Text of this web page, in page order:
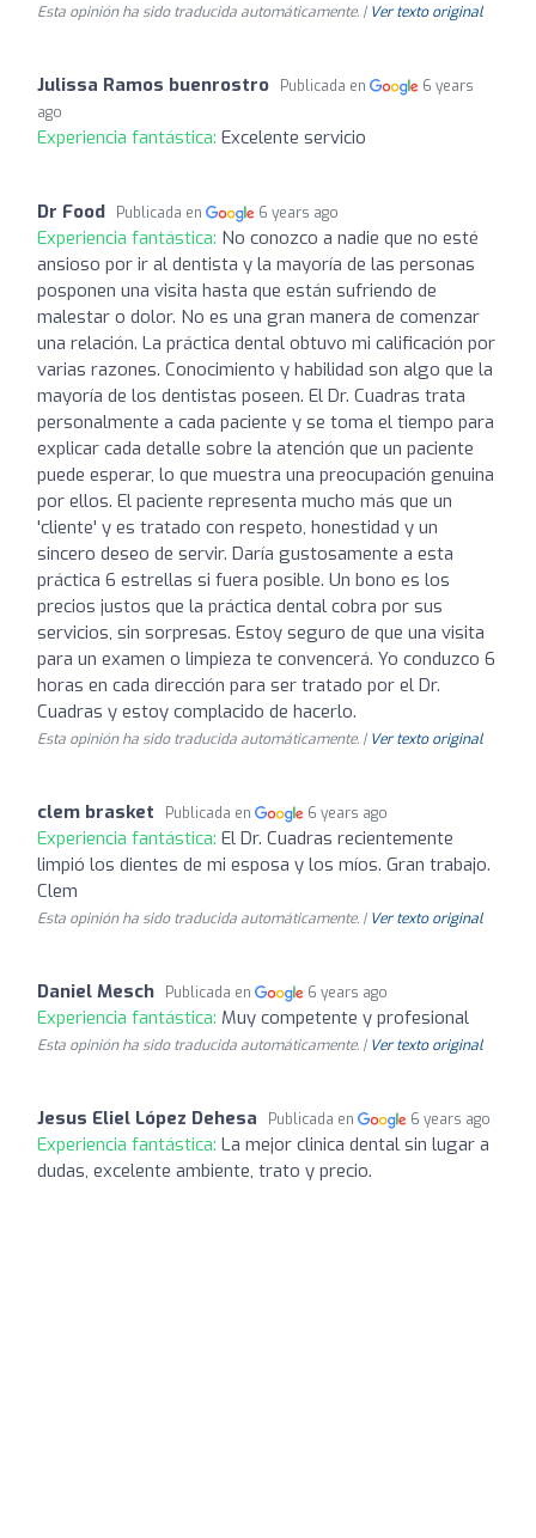
Esta opinión ha sido traducida automáticamente. | Ver texto original
Julissa Ramos buenrostro Publicada en
6 years
ago
Experiencia fantástica: Excelente servicio
Dr Food Publicada en 6 years ago
Experiencia fantástica: No conozco a nadie que no esté
ansioso por ir al dentista y la mayoría de las personas
posponen una visita hasta que están sufriendo de
malestar o dolor. No es una gran manera de comenzar
una relación. La práctica dental obtuvo mi calificación por
varias razones. Conocimiento y habilidad son algo que la
mayoría de los dentistas poseen. El Dr. Cuadras trata
personalmente a cada paciente y se toma el tiempo para
explicar cada detalle sobre la atención que un paciente
puede esperar, lo que muestra una preocupación genuina
por ellos. El paciente representa mucho más que un
'cliente' y es tratado con respeto, honestidad y un
sincero deseo de servir. Daría gustosamente a esta
práctica 6 estrellas si fuera posible. Un bono es los
precios justos que la práctica dental cobra por sus
servicios, sin sorpresas. Estoy seguro de que una visita
para un examen o limpieza te convencerá. Yo conduzco 6
horas en cada dirección para ser tratado por el Dr.
Cuadras y estoy complacido de hacerlo.
Esta opinión ha sido traducida automáticamente. | Ver texto original
clem brasket Publicada en 6 years ago
Experiencia fantástica: El Dr. Cuadras recientemente
limpió los dientes de mi esposa y los míos. Gran trabajo.
Clem
Esta opinión ha sido traducida automáticamente. | Ver texto original
Daniel Mesch Publicada en 6 years ago
Experiencia fantástica: Muy competente y profesional
Esta opinión ha sido traducida automáticamente. | Ver texto original
Jesus Eliel López Dehesa Publicada en 6 years ago
Experiencia fantástica: La mejor clinica dental sin lugar a
dudas, excelente ambiente, trato y precio.